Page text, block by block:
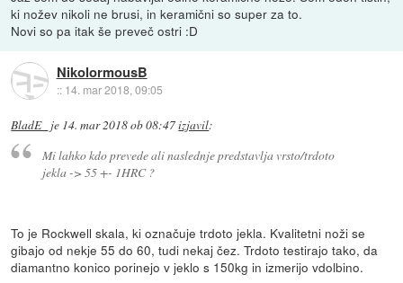
ki nožev nikoli ne brusi, in keramični so super za to.
Novi so pa itak še preveč ostri :D
NikolormousB
:: 14. mar 2018, 09:05
BladE_ je 14. mar 2018 ob 08:47izjavil:
Mi lahko kdo prevede ali naslednje predstavlja vrsto/trdoto
jekla -> 55 +- 1HRC ?
To je Rockwell skala, ki označuje trdoto jekla. Kvalitetni noži se
gibajo od nekje 55 do 60, tudi nekaj čez. Trdoto testirajo tako, da
diamantno konico porinejo v jeklo s 150kg in izmerijo vdolbino.